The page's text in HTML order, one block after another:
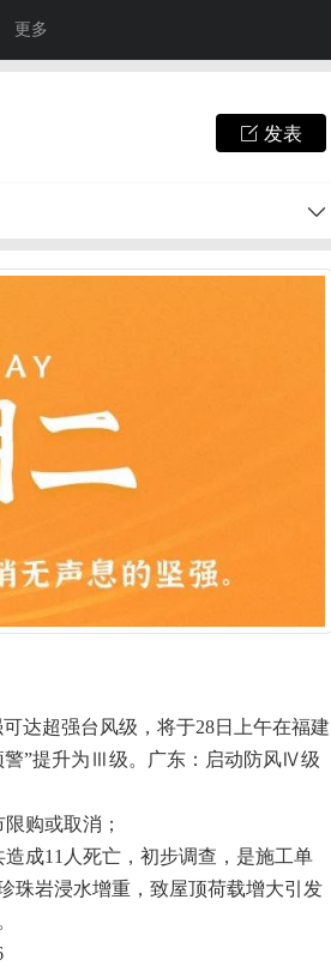
更多
发表
达超强台风级，将于28日上午在福建
警”提升为Ⅲ级。广东：启动防风Ⅳ级
购或取消；
成11人死亡，初步调查，是施工单
珠岩浸水增重，致屋顶荷载增大引发